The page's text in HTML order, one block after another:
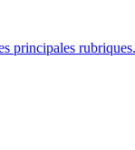
principales rubriques.